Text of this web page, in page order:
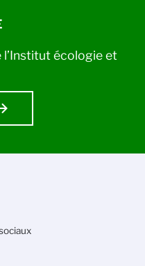
écologie et